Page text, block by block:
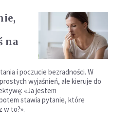
na
i poczucie bezradności. W
wyjaśnień, ale kieruje do
«Ja jestem
stawia pytanie, które
w to?».